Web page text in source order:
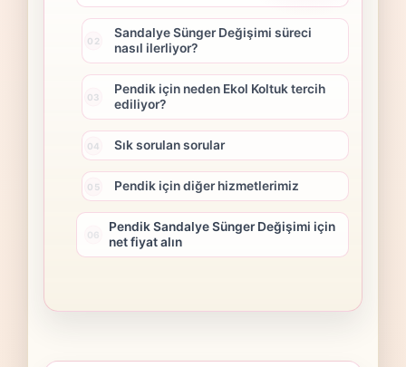
Sandalye Sünger Değişimi süreci
nasıl ilerliyor?
Pendik için neden Ekol Koltuk tercih
ediliyor?
Sık sorulan sorular
Pendik için diğer hizmetlerimiz
Pendik Sandalye Sünger Değişimi için
net fiyat alın